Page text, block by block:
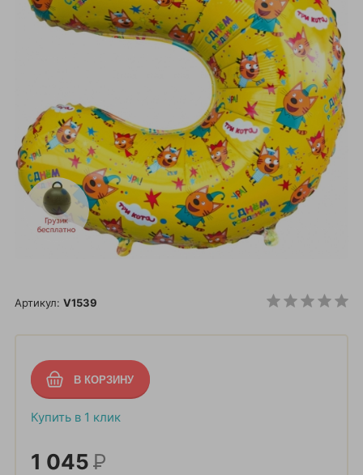
Артикул: V1539
Купить в 1 клик
1 045Р